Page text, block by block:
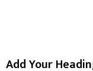
Add Your